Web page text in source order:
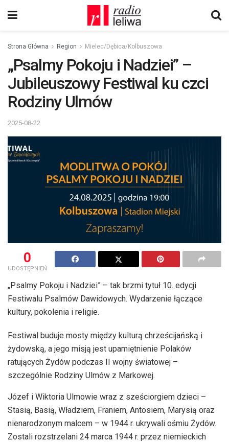
Strona Główna Region Mielec/Dębica/Kolbuszowa
„Psalmy Pokoju i Nadziei” –
Jubileuszowy Festiwal ku czci
Rodziny Ulmów
2025-08-22
0
UDOSTĘPNIEŃ
„Psalmy Pokoju i Nadziei” – tak brzmi tytuł 10. edycji
Festiwalu Psalmów Dawidowych. Wydarzenie łączące
kultury, pokolenia i religie.
Festiwal buduje mosty między kulturą chrześcijańską i
żydowską, a jego misją jest upamiętnienie Polaków
ratujących Żydów podczas II wojny światowej –
szczególnie Rodziny Ulmów z Markowej.
Józef i Wiktoria Ulmowie wraz z sześciorgiem dzieci –
Stasią, Basią, Władziem, Franiem, Antosiem, Marysią oraz
nienarodzonym malcem – w 1944 r. ukrywali ośmiu Żydów.
Zostali rozstrzelani 24 marca 1944 r. przez niemieckich